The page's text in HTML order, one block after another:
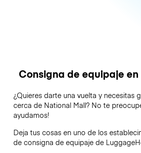
Consigna de equipaje
¿Quieres darte una vuelta y necesitas
cerca de National Mall? No te
ayudamos!
Deja tus cosas en uno de los
de consigna de equipaje de